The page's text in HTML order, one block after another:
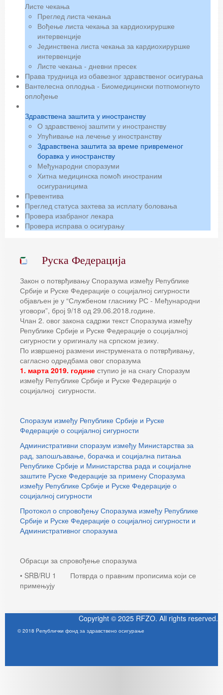
Листе чекања
Преглед листа чекања
Вођење листа чекања за кардиохируршке
интервенције
Јединствена листа чекања за кардиохируршке
интервенције
Листе чекања - дневни пресек
Права трудница из обавезног здравственог осигурања
Вантелесна оплодња - Биомедицински потпомогнуто
оплођење
Здравствена заштита у иностранству
О здравственој заштити у иностранству
Упућивање на лечење у иностранству
Здравствена заштита за време привременог
боравка у иностранству
Међународни споразуми
Хитна медицинска помоћ иностраним
осигураницима
Превентива
Преглед статуса захтева за исплату боловања
Провера изабраног лекара
Провера исправа о осигурању
Руска Федерација
Закон о потврђивању Споразума између Републике
Србије и Руске Федерације о социјалној сигурности
објављен је у “Службеном гласнику РС - Међународни
уговори”, број 9/18 од 29.06.2018.године.
Члан 2. овог закона садржи текст Споразума између
Републике Србије и Руске Федерације о социјалној
сигурности у оригиналу на српском језику.
По извршеној размени инструмената о потврђивању,
сагласно одредбама овог споразума
1. марта 2019. године ступио је на снагу Споразум
између Републике Србије и Руске Федерације о
социјалној сигурности.
Споразум између Републике Србије и Руске
Федерације о социјалној сигурности
Административни споразум између Министарства за
рад, запошљавање, борачка и социјална питања
Републике Србије и Министарства рада и социјалне
заштите Руске Федерације за примену Споразума
између Републике Србије и Руске Федерације о
социјалној сигурности
Протокол о спровођењу Споразума између Републике
Србије и Руске Федерације о социјалној сигурности и
Административног споразума
Обрасци за спровођење споразума
• SRB/RU 1 Потврда о правним прописима који се
примењују
Copyright © 2025 RFZO. All rights reserved.
© 2018 Pепублички фонд за здравствено осигурање